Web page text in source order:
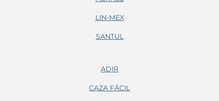
LIN-MEX
SANTUL
ADIR
CAZA FÁCIL